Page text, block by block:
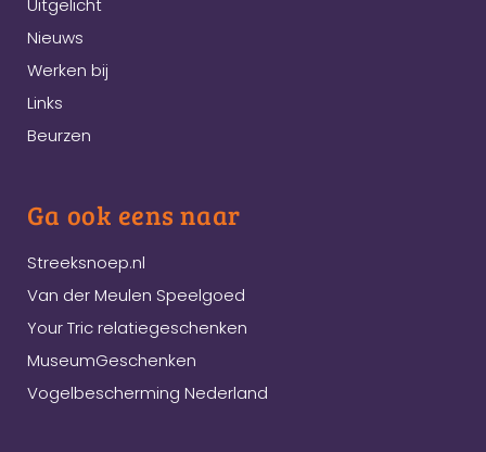
Uitgelicht
Nieuws
Werken bij
Links
Beurzen
Ga ook eens naar
Streeksnoep.nl
Van der Meulen Speelgoed
Your Tric relatiegeschenken
MuseumGeschenken
Vogelbescherming Nederland